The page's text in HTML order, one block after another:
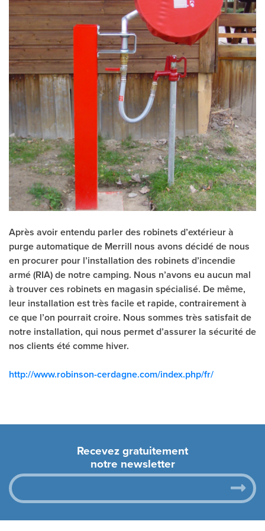
Après avoir entendu parler des robinets d’extérieur à
purge automatique de Merrill nous avons décidé de nous
en procurer pour l’installation des robinets d’incendie
armé (RIA) de notre camping. Nous n’avons eu aucun mal
à trouver ces robinets en magasin spécialisé. De même,
leur installation est très facile et rapide, contrairement à
ce que l’on pourrait croire. Nous sommes très satisfait de
notre installation, qui nous permet d’assurer la sécurité de
nos clients été comme hiver.
http://www.robinson-cerdagne.com/index.php/fr/
Recevez gratuitement
notre newsletter